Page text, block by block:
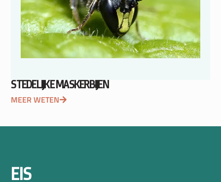
STEDELIJKE MASKERBIJEN
MEER WETEN
EIS